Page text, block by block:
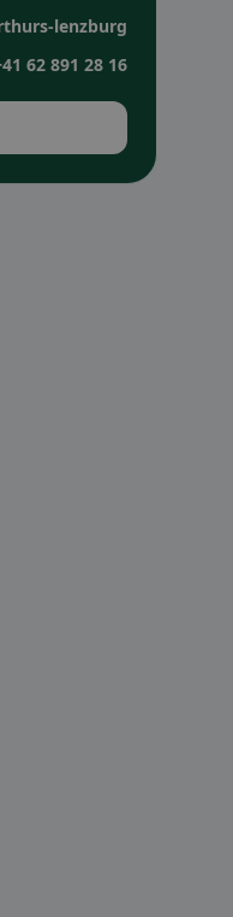
lenzburg
62 891 28 16